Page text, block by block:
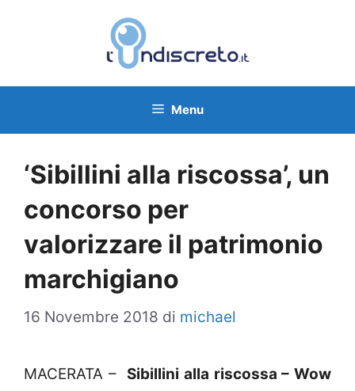
Menu
‘Sibillini alla riscossa’, un
concorso per
valorizzare il patrimonio
marchigiano
16 Novembre 2018 di michael
MACERATA – Sibillini alla riscossa – Wow